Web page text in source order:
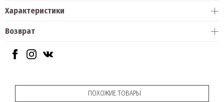
Характеристики
Возврат
ПОХОЖИЕ ТОВАРЫ